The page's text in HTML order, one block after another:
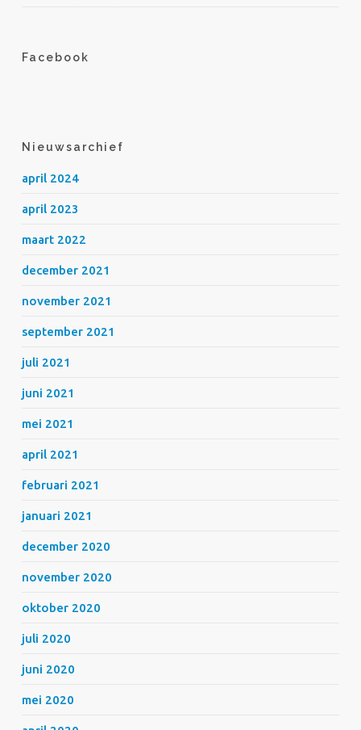
Facebook
Nieuwsarchief
april 2024
april 2023
maart 2022
december 2021
november 2021
september 2021
juli 2021
juni 2021
mei 2021
april 2021
februari 2021
januari 2021
december 2020
november 2020
oktober 2020
juli 2020
juni 2020
mei 2020